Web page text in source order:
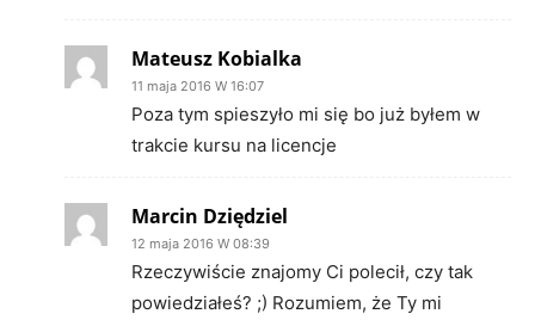
Mateusz Kobialka
11 maja 2016 W 16:07
Poza tym spieszyło mi się bo już byłem w
trakcie kursu na licencje
Marcin Dziędziel
12 maja 2016 W 08:39
Rzeczywiście znajomy Ci polecił, czy tak
powiedziałeś? ;) Rozumiem, że Ty mi